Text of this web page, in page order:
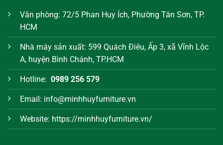
Văn phòng: 72/5 Phan Huy Ích, Phường Tân Sơn, TP.
HCM
Nhà máy sản xuất: 599 Quách Điêu, Ấp 3, xã Vĩnh Lộc
A, huyện Bình Chánh, TP.HCM
Hotline: 0989 256 579
Email: info@minhhuyfurniture.vn
Website: https://minhhuyfurniture.vn/